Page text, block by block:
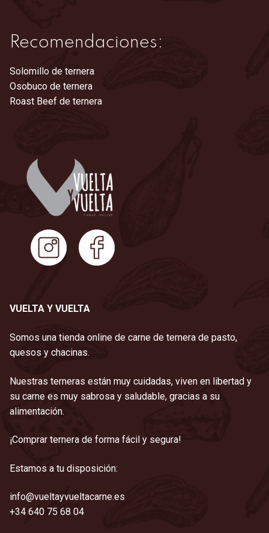
Recomendaciones:
Solomillo de ternera
Osobuco de ternera
Roast Beef de ternera
VUELTA Y VUELTA
Somos una tienda online de carne de ternera de pasto,
quesos y chacinas.
Nuestras terneras están muy cuidadas, viven en libertad y
su carne es muy sabrosa y saludable, gracias a su
alimentación.
¡Comprar ternera de forma fácil y segura!
Estamos a tu disposición:
info@vueltayvueltacarne.es
+34 640 75 68 04